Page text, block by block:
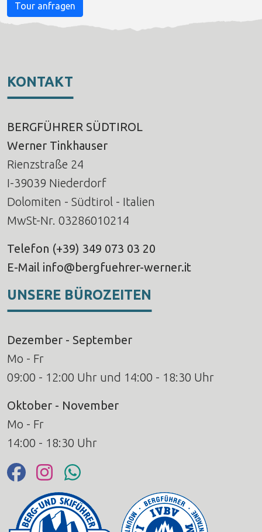
Tour anfragen
KONTAKT
BERGFÜHRER SÜDTIROL
Werner Tinkhauser
Rienzstraße 24
I-39039 Niederdorf
Dolomiten - Südtirol - Italien
MwSt-Nr. 03286010214
Telefon (+39) 349 073 03 20
E-Mail info@bergfuehrer-werner.it
UNSERE BÜROZEITEN
Dezember - September
Mo - Fr
09:00 - 12:00 Uhr und 14:00 - 18:30 Uhr
Oktober - November
Mo - Fr
14:00 - 18:30 Uhr